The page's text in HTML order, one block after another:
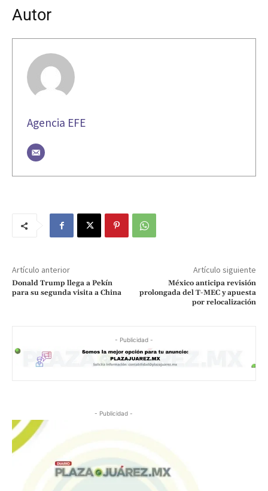
Autor
Agencia EFE
Artículo anterior
Donald Trump llega a Pekín
para su segunda visita a China
Artículo siguiente
México anticipa revisión
prolongada del T-MEC y apuesta
por relocalización
- Publicidad -
- Publicidad -